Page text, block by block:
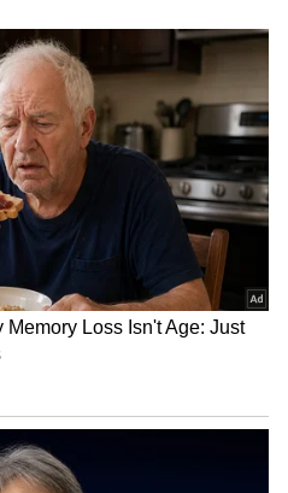
ನಡೆದ ಐಪಿಎಲ್‌ ಆಟಗಾರರ
ಫ್ರಾಂಚೈಸಿಯು, ಈ
ಪ್ರತಿನಿಧಿಸುತ್ತಿದ್ದ
ಯಶಸ್ವಿಯಾಗಿತ್ತು